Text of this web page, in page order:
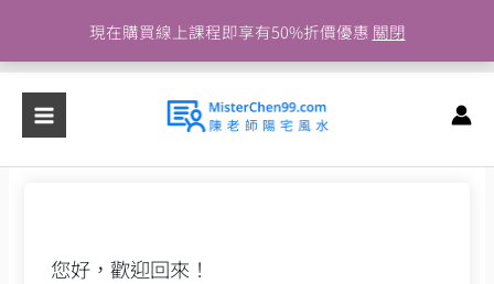
現在購買線上課程即享有50%折價優惠 關閉
主
容
您好，歡迎回來！